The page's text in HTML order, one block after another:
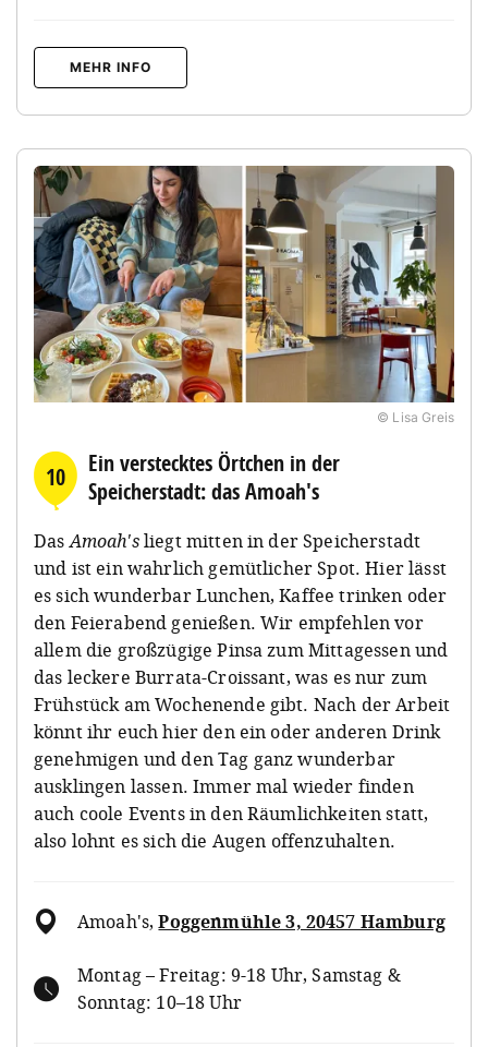
MEHR INFO
© Lisa Greis
10
Ein verstecktes Örtchen in der
Speicherstadt: das Amoah's
DasAmoah'sliegt mitten in der Speicherstadt
und ist ein wahrlich gemütlicher Spot. Hier lässt
es sich wunderbar Lunchen, Kaffee trinken oder
den Feierabend genießen. Wir empfehlen vor
allem die großzügige Pinsa zum Mittagessen und
das leckere Burrata-Croissant, was es nur zum
Frühstück am Wochenende gibt. Nach der Arbeit
könnt ihr euch hier den ein oder anderen Drink
genehmigen und den Tag ganz wunderbar
ausklingen lassen. Immer mal wieder finden
auch coole Events in den Räumlichkeiten statt,
also lohnt es sich die Augen offenzuhalten.
Amoah's,Poggenmühle 3, 20457 Hamburg
Montag – Freitag: 9-18 Uhr, Samstag &
Sonntag: 10–18 Uhr